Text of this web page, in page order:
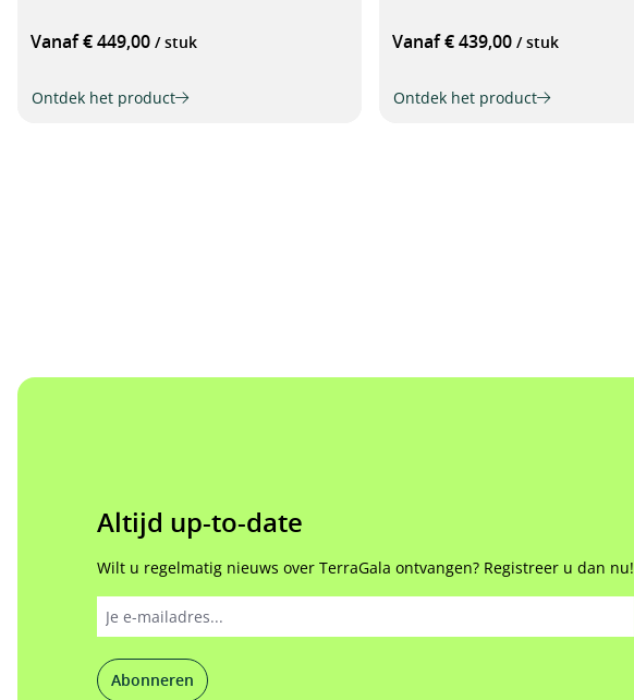
Vanaf € 449,00 / stuk
Ontdek het product
Vanaf € 439,00 / stuk
Ontdek het product
Altijd up-to-date
Wilt u regelmatig nieuws over TerraGala ontvangen? Registreer u dan nu!
Abonneren